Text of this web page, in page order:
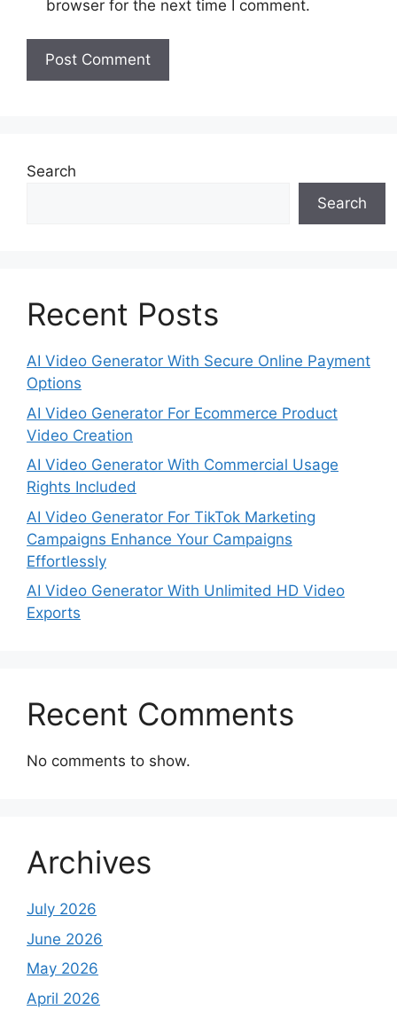
browser for the next time I comment.
Search
Search
Recent Posts
AI Video Generator With Secure Online Payment
Options
AI Video Generator For Ecommerce Product
Video Creation
AI Video Generator With Commercial Usage
Rights Included
AI Video Generator For TikTok Marketing
Campaigns Enhance Your Campaigns
Effortlessly
AI Video Generator With Unlimited HD Video
Exports
Recent Comments
No comments to show.
Archives
July 2026
June 2026
May 2026
April 2026